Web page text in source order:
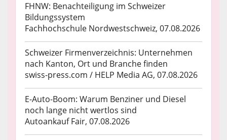
FHNW: Benachteiligung im Schweizer
Bildungssystem
Fachhochschule Nordwestschweiz, 07.08.2026
Schweizer Firmenverzeichnis: Unternehmen
nach Kanton, Ort und Branche finden
swiss-press.com / HELP Media AG, 07.08.2026
E-Auto-Boom: Warum Benziner und Diesel
noch lange nicht wertlos sind
Autoankauf Fair, 07.08.2026